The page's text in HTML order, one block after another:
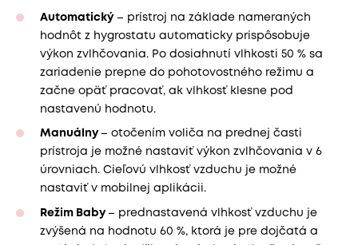
Automatický– prístroj na základe nameraných
hodnôt z hygrostatu automaticky prispôsobuje
výkon zvlhčovania. Po dosiahnutí vlhkosti 50 % sa
zariadenie prepne do pohotovostného režimu a
začne opäť pracovať, ak vlhkosť klesne pod
nastavenú hodnotu.
Manuálny – otočením voliča na prednej časti
prístroja je možné nastaviť výkon zvlhčovania v 6
úrovniach. Cieľovú vlhkosť vzduchu je možné
nastaviť v mobilnej aplikácii.
Režim Baby – prednastavená vlhkosť vzduchu je
zvýšená na hodnotu 60 %, ktorá je pre dojčatá a